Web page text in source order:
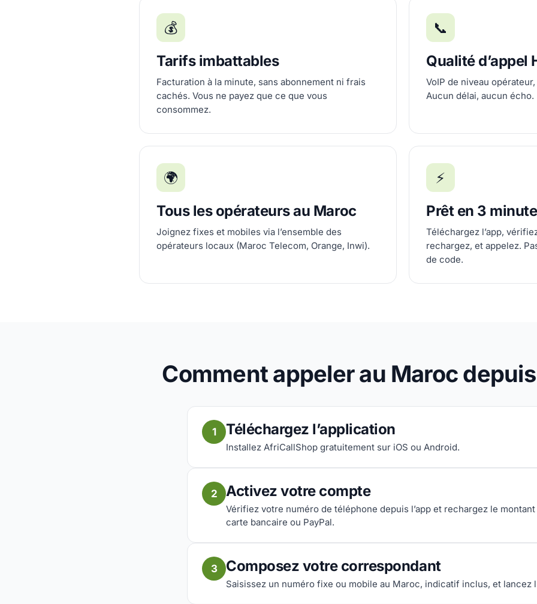
💰
Tarifs imbattables
Facturation à la minute, sans abonnement ni frais
cachés. Vous ne payez que ce que vous
consommez.
📞
Qualité d’appel
VoIP de niveau
Aucun délai, aucun écho.
🌍
Tous les opérateurs au Maroc
Joignez fixes et mobiles via l’ensemble des
opérateurs locaux (Maroc Telecom, Orange, Inwi).
⚡
Prêt en 3
Téléchargez l’app,
rechargez, et appelez.
de code.
Comment appeler au Maroc
1 Téléchargez l’application
Installez AfriCallShop gratuitement sur iOS ou Android.
2 Activez votre compte
Vérifiez votre numéro de téléphone depuis l’app et rechargez le
carte bancaire ou PayPal.
3 Composez votre correspondant
Saisissez un numéro fixe ou mobile au Maroc, indicatif inclus, et lancez